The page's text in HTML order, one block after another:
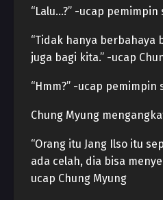
“Lalu…?” -ucap pemimpin
“Tidak hanya berbahaya
juga bagi kita.” -ucap
“Hmm?” -ucap pemimpin
Chung Myung
“Orang itu Jang Ilso itu
ada celah, dia bisa
ucap Chung Myung